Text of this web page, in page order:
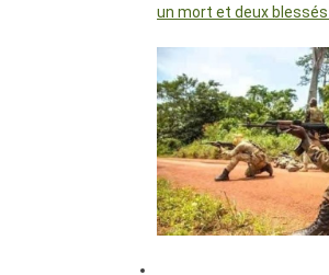
un mort et deux blessés